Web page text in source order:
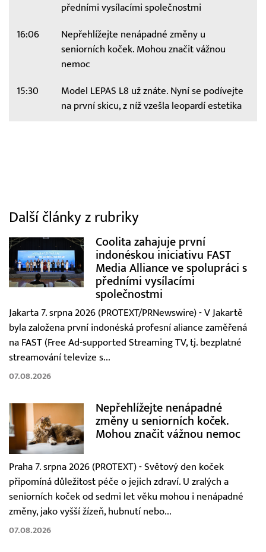
předními vysílacími společnostmi
16:06
Nepřehlížejte nenápadné změny u
seniorních koček. Mohou značit vážnou
nemoc
15:30
Model LEPAS L8 už znáte. Nyní se podívejte
na první skicu, z níž vzešla leopardí estetika
Další články z rubriky
Coolita zahajuje první
indonéskou iniciativu FAST
Media Alliance ve spolupráci s
předními vysílacími
společnostmi
Jakarta 7. srpna 2026 (PROTEXT/PRNewswire) - V Jakartě
byla založena první indonéská profesní aliance zaměřená
na FAST (Free Ad-supported Streaming TV, tj. bezplatné
streamování televize s...
07.08.2026
Nepřehlížejte nenápadné
změny u seniorních koček.
Mohou značit vážnou nemoc
Praha 7. srpna 2026 (PROTEXT) - Světový den koček
připomíná důležitost péče o jejich zdraví. U zralých a
seniorních koček od sedmi let věku mohou i nenápadné
změny, jako vyšší žízeň, hubnutí nebo...
07.08.2026